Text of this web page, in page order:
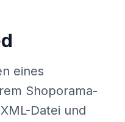
eines
Shoporama-
Datei und